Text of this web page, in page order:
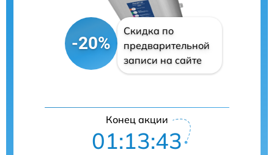
-20%
Скидка по
предварительной
записи на сайте
Конец акции
01:13:42